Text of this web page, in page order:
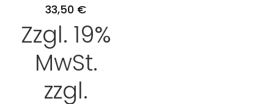
33,50 €
Zzgl. 19%
MwSt.
zzgl.